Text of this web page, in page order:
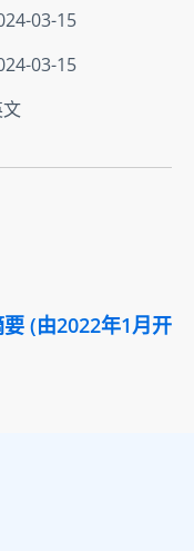
03-15
03-15
(由2022年1月开